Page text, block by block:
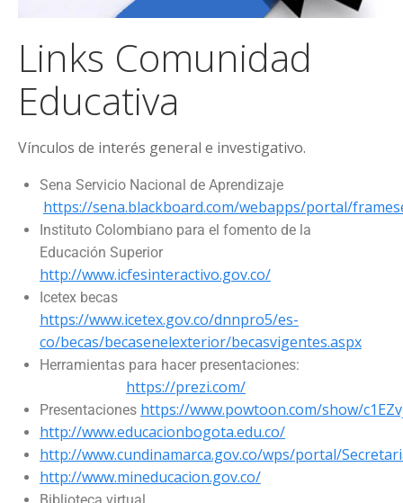
Links Comunidad
Educativa
Vínculos de interés general e investigativo.
Sena Servicio Nacional de Aprendizaje
https://sena.blackboard.com/webapps/portal/
Instituto Colombiano para el fomento de la
Educación Superior
http://www.icfesinteractivo.gov.co/
Icetex becas
https://www.icetex.gov.co/dnnpro5/es-
co/becas/becasenelexterior/becasvigentes.aspx
Herramientas para hacer presentaciones:
https://prezi.com/
Presentaciones https://www.powtoon.com/show/
http://www.educacionbogota.edu.co/
http://www.cundinamarca.gov.co/wps/portal/
http://www.mineducacion.gov.co/